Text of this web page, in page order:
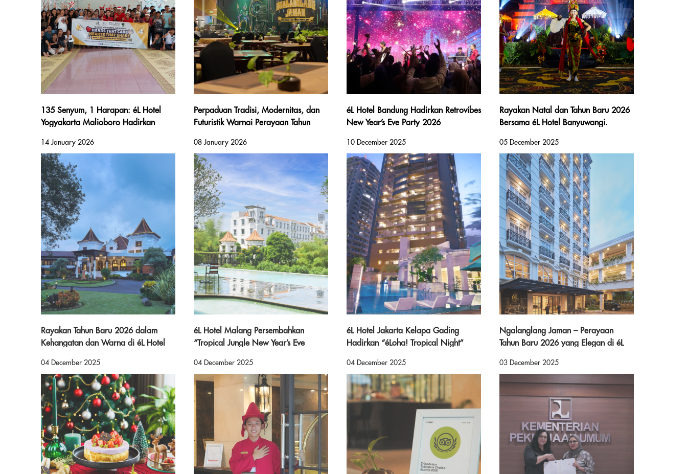
135 Senyum, 1 Harapan: éL Hotel
Yogyakarta Malioboro Hadirkan
Thomas Gunung Kidul
14 January 2026
Perpaduan Tradisi, Modernitas, dan
Futuristik Warnai Perayaan Tahun
Malioboro
08 January 2026
éL Hotel Bandung Hadirkan Retrovibes
New Year’s Eve Party 2026
10 December 2025
Rayakan Natal dan Tahun Baru 2026
Bersama éL Hotel Banyuwangi.
Momen Penuh Keindahan di Kota
Paling Eksotis di Jawa Timur
05 December 2025
Rayakan Tahun Baru 2026 dalam
Kehangatan dan Warna di éL Hotel
“Harmony of Batu” – Perayaan Tahun
Baru dengan Nuansa Alam dan
Kebersamaan
04 December 2025
éL Hotel Malang Persembahkan
“Tropical Jungle New Year’s Eve
dengan Nuansa Hutan Tropis yang
Meriah &amp; Eksotis
04 December 2025
éL Hotel Jakarta Kelapa Gading
Hadirkan “éLoha! Tropical Night”
2026
04 December 2025
Ngalanglang Jaman – Perayaan
Tahun Baru 2026 yang Elegan di éL
03 December 2025